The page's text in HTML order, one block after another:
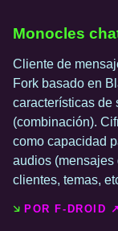
Monocles
Cliente de
Fork basado en
características de
(combinación).
como capacidad
audios (mensajes
clientes, temas,
POR F-DROID ↗️